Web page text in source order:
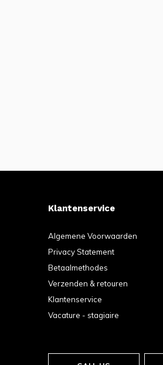
Klantenservice
Algemene Voorwaarden
Privacy Statement
Betaalmethodes
Verzenden & retouren
Klantenservice
Vacature - stagiaire